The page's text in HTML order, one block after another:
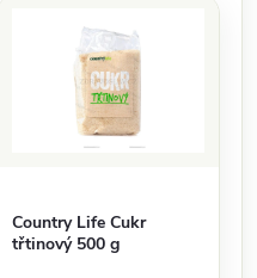
Country Life Cukr
třtinový 500 g